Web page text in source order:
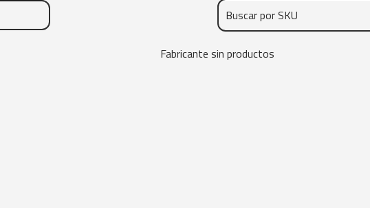
Fabricante sin productos